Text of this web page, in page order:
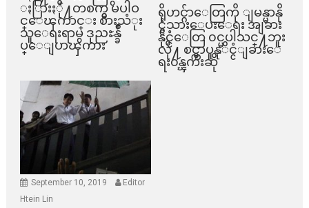
ႏြားႏို႔တစက္မွ မပါဝ
င္ေၾကာင္း စားသံုး
သူေရးရာမွ ဒုညႊန္ခ်ဳ
ပ္ေျပာၾကား
ရိုဟင္ဂ်ာေတြကို ျမန္မာနို
င္ငံသားေပးေရး အျခား
နိုင္ငံေတြ ၀င္မပါသင္႔ဘူး
လို႔ စင္ကာပူနုိင္ငံျခားေ
ရး၀န္ၾကီးဆို
September 10, 2019
Editor
Htein Lin